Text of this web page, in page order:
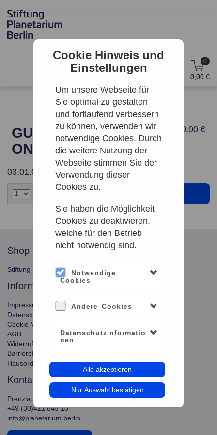
Cookie Hinweis und
Einstellungen
Um unsere Webseite für
Sie optimal zu gestalten
und fortlaufend verbessern
zu können, verwenden wir
notwendige Cookies. Durch
die weitere Nutzung der
Webseite stimmen Sie der
Verwendung dieser
Cookies zu.
Sie haben die Möglichkeit
Cookies zu deaktivieren,
welche für den Betrieb
nicht notwendig sind.
Notwendige
Cookies
Andere Cookies
Datenschutzinformatio
nen
Alle akzeptieren
Nur Auswahl bestätigen
0
0,00 €
50,00 €
GUTSCHEIN 50 €
ONLINE
03.01.0007
shop
Stiftung Planetarium Berlin
service
Konto verwalten
information
Impressum
Datenschutz
Cookie-Verwendung
AGB
Widerrufsbelehrung
Barrierefreiheit
Hausordnung
kontakt
Prenzlauer Allee 80, 10405 Berlin
+49 (30)421 845 10
info@planetarium.berlin